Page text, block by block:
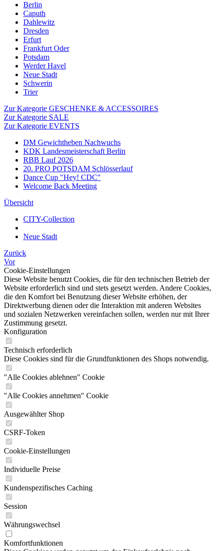
Berlin
Caputh
Dahlewitz
Dresden
Erfurt
Frankfurt Oder
Potsdam
Werder Havel
Neue Stadt
Schwerin
Trier
Zur Kategorie GESCHENKE & ACCESSOIRES
Zur Kategorie SALE
Zur Kategorie EVENTS
DM Gewichtheben Nachwuchs
KDK Landesmeisterschaft Berlin
RBB Lauf 2026
20. PRO POTSDAM Schlösserlauf
Dance Cup "Hey! CDC"
Welcome Back Meeting
Übersicht
CITY-Collection
Neue Stadt
Zurück
Vor
Cookie-Einstellungen
Diese Website benutzt Cookies, die für den technischen Betrieb der
Website erforderlich sind und stets gesetzt werden. Andere Cookies,
die den Komfort bei Benutzung dieser Website erhöhen, der
Direktwerbung dienen oder die Interaktion mit anderen Websites
und sozialen Netzwerken vereinfachen sollen, werden nur mit Ihrer
Zustimmung gesetzt.
Konfiguration
Technisch erforderlich
Diese Cookies sind für die Grundfunktionen des Shops notwendig.
"Alle Cookies ablehnen" Cookie
"Alle Cookies annehmen" Cookie
Ausgewählter Shop
CSRF-Token
Cookie-Einstellungen
Individuelle Preise
Kundenspezifisches Caching
Session
Währungswechsel
Komfortfunktionen